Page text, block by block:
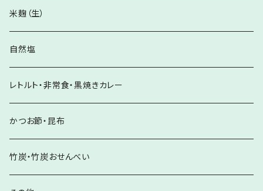
米麹（生）
自然塩
レトルト・非常食・黒焼きカレー
かつお節・昆布
竹炭・竹炭おせんべい